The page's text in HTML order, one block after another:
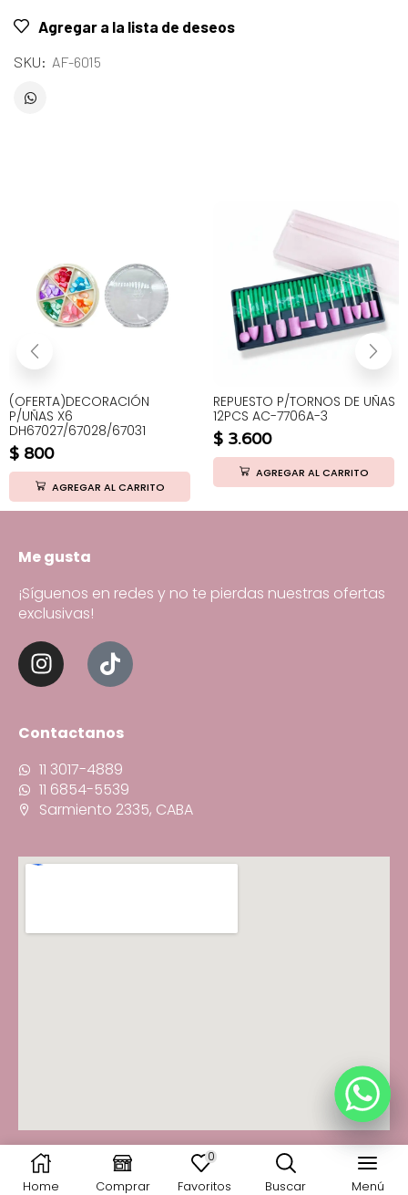
Agregar a la lista de deseos
SKU: AF-6015
(OFERTA)DECORACIÓN
P/UÑAS X6
DH67027/67028/67031
$ 800
AGREGAR AL CARRITO
REPUESTO P/TORNOS DE UÑAS
12PCS AC-7706A-3
$ 3.600
AGREGAR AL CARRITO
Home Comprar
0
Favoritos
Buscar Menú
Me gusta
¡Síguenos en redes y no te pierdas nuestras ofertas
exclusivas!
Contactanos
11 3017-4889
11 6854-5539
Sarmiento 2335, CABA
© 2025 Fancy You · Todos los derechos reservados